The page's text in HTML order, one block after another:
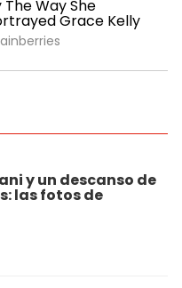
y un descanso de
las fotos de